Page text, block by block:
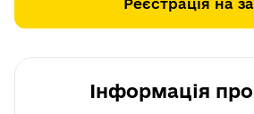
Реєстрація на
Інформація про